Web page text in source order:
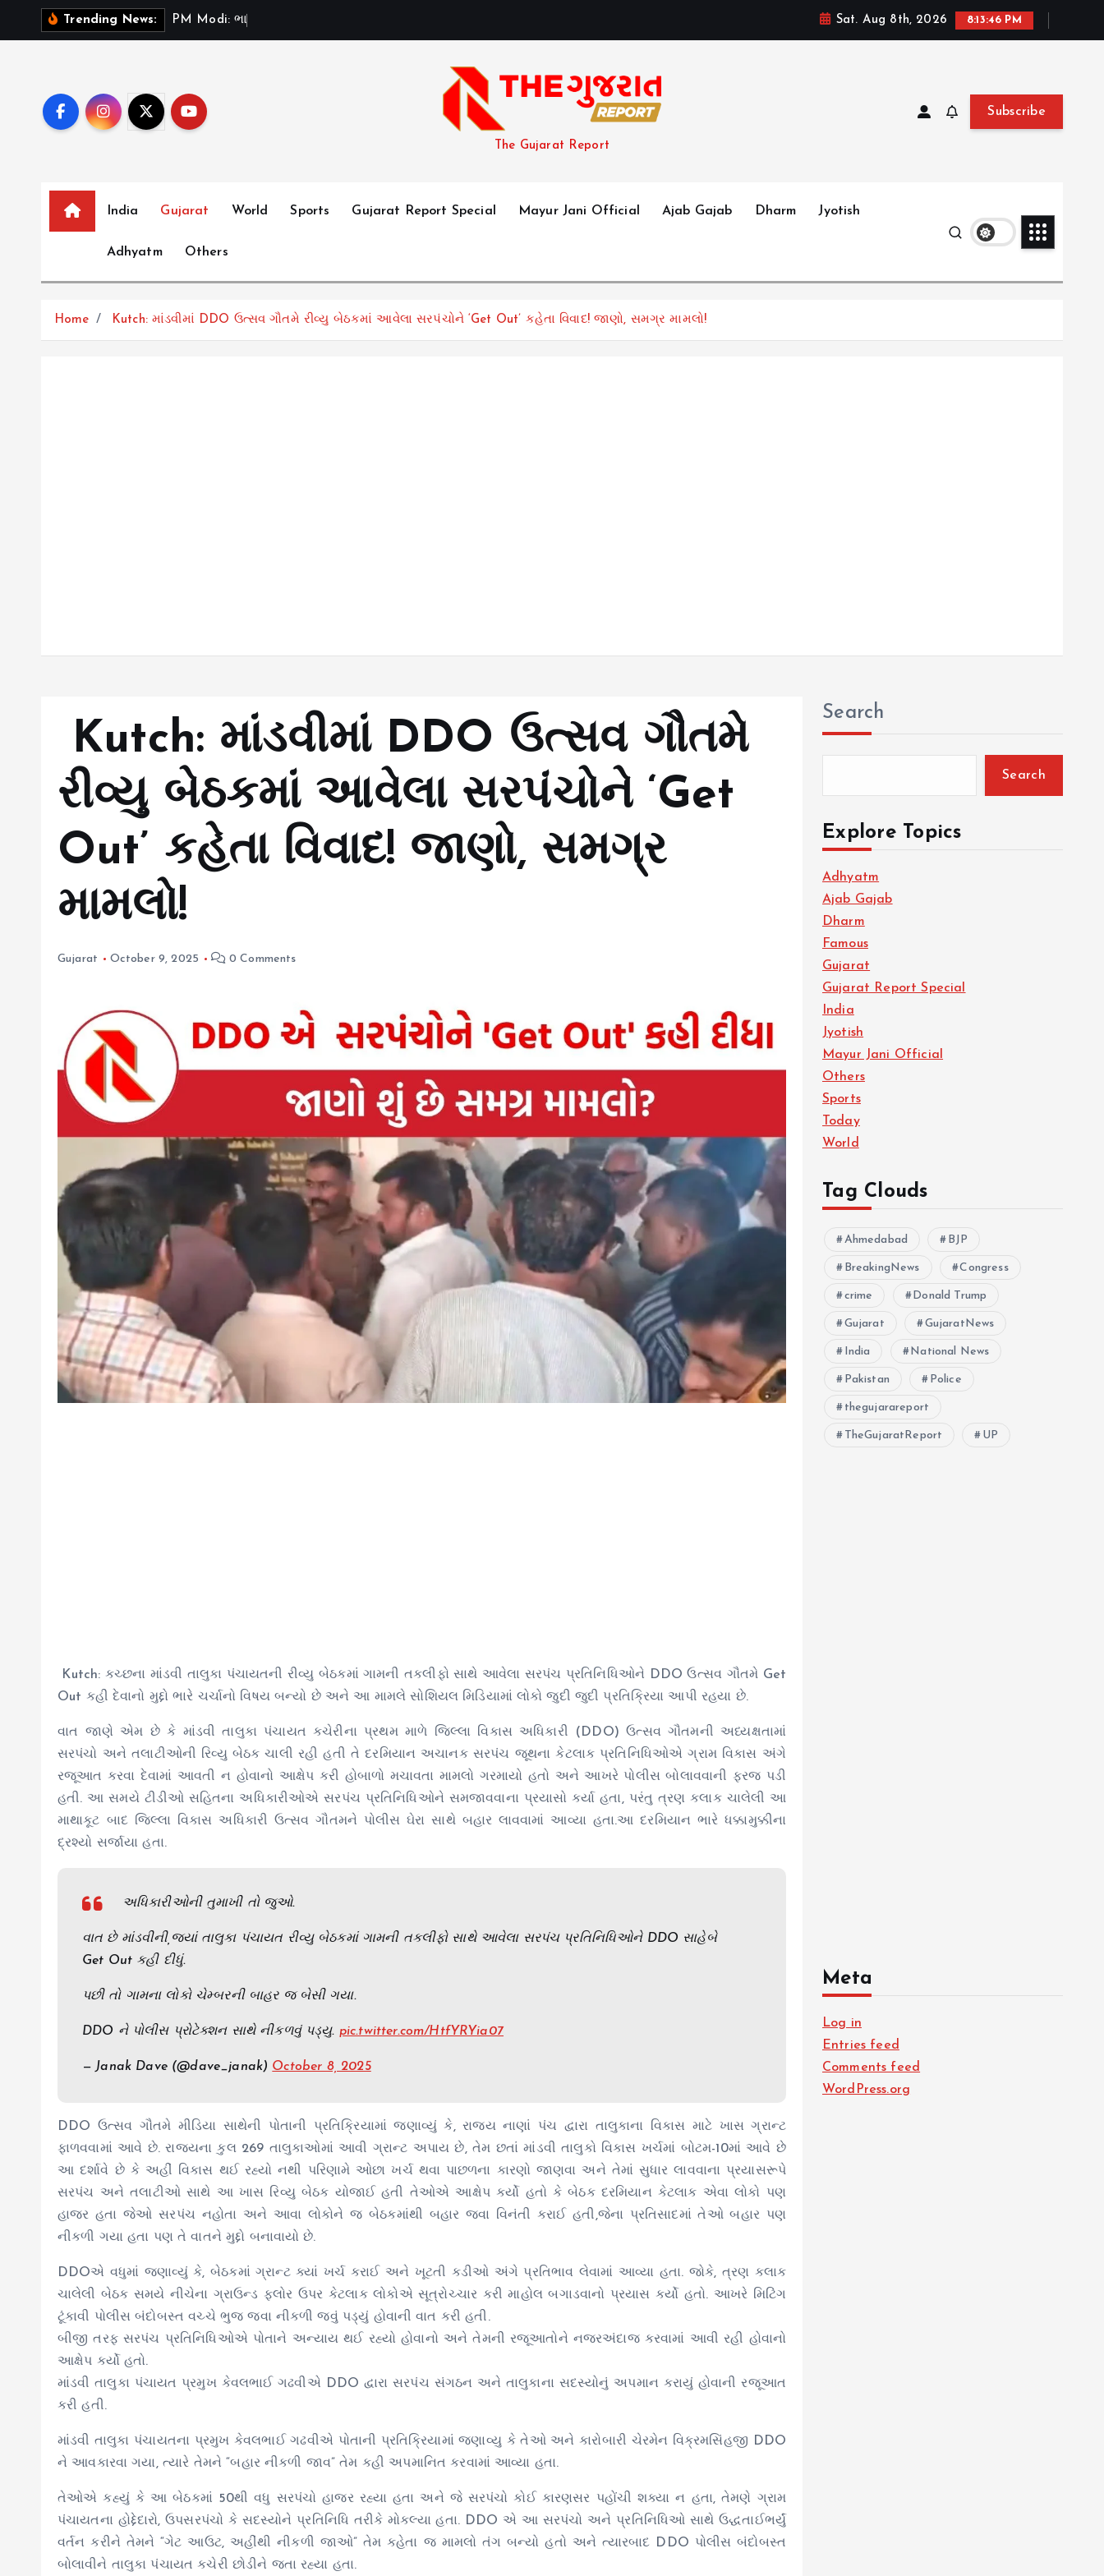
Trending News: P M M o d i: ભ Sat. Aug 8th, 2026 8:13:47 PM
The Gujarat Report
Subscribe
India Gujarat World Sports Gujarat Report Special Mayur Jani Official Ajab Gajab Dharm Jyotish
Adhyatm Others
Home Kutch: માંડવીમાં DDO ઉત્સવ ગૌતમે રીવ્યુ બેઠકમાં આવેલા સરપંચોને ‘Get Out’ કહેતા વિવાદ! જાણો, સમગ્ર મામલો!
Kutch: માંડવીમાં DDO ઉત્સવ ગૌતમે
રીવ્યુ બેઠકમાં આવેલા સરપંચોને ‘Get
Out’ કહેતા વિવાદ! જાણો, સમગ્ર
મામલો!
Gujarat October 9, 2025 0 Comments
Kutch: કચ્છના માંડવી તાલુકા પંચાયતની રીવ્યુ બેઠકમાં ગામની તકલીફો સાથે આવેલા સરપંચ પ્રતિનિધિઓને DDO ઉત્સવ ગૌતમે Get
Out કહી દેવાનો મુદ્દો ભારે ચર્ચાનો વિષય બન્યો છે અને આ મામલે સોશિયલ મિડિયામાં લોકો જુદી જુદી પ્રતિક્રિયા આપી રહયા છે.
વાત જાણે એમ છે કે માંડવી તાલુકા પંચાયત કચેરીના પ્રથમ માળે જિલ્લા વિકાસ અધિકારી (DDO) ઉત્સવ ગૌતમની અધ્યક્ષતામાં
સરપંચો અને તલાટીઓની રિવ્યુ બેઠક ચાલી રહી હતી તે દરમિયાન અચાનક સરપંચ જૂથના કેટલાક પ્રતિનિધિઓએ ગ્રામ વિકાસ અંગે
રજૂઆત કરવા દેવામાં આવતી ન હોવાનો આક્ષેપ કરી હોબાળો મચાવતા મામલો ગરમાયો હતો અને આખરે પોલીસ બોલાવવાની ફરજ પડી
હતી. આ સમયે ટીડીઓ સહિતના અધિકારીઓએ સરપંચ પ્રતિનિધિઓને સમજાવવાના પ્રયાસો કર્યા હતા, પરંતુ ત્રણ કલાક ચાલેલી આ
માથાકૂટ બાદ જિલ્લા વિકાસ અધિકારી ઉત્સવ ગૌતમને પોલીસ ઘેરા સાથે બહાર લાવવામાં આવ્યા હતા.આ દરમિયાન ભારે ધક્કામુક્કીના
દ્રશ્યો સર્જાયા હતા.
અધિકારીઓની તુમાખી તો જુઓ.
વાત છે માંડવીની,જ્યાં તાલુકા પંચાયત રીવ્યુ બેઠકમાં ગામની તકલીફો સાથે આવેલા સરપંચ પ્રતિનિધિઓને DDO સાહેબે
Get Out કહી દીધું.
પછી તો ગામના લોકો ચેમ્બરની બાહર જ બેસી ગયા.
DDO ને પોલીસ પ્રોટેક્શન સાથે નીકળવું પડ્યુ. pic.twitter.com/HtfYRYia07
— Janak Dave (@dave_janak) October 8, 2025
DDO ઉત્સવ ગૌતમે મીડિયા સાથેની પોતાની પ્રતિક્રિયામાં જણાવ્યું કે, રાજ્ય નાણાં પંચ દ્વારા તાલુકાના વિકાસ માટે ખાસ ગ્રાન્ટ
ફાળવવામાં આવે છે. રાજ્યના કુલ 269 તાલુકાઓમાં આવી ગ્રાન્ટ અપાય છે, તેમ છતાં માંડવી તાલુકો વિકાસ ખર્ચમાં બોટમ-10માં આવે છે
આ દર્શાવે છે કે અહીં વિકાસ થઈ રહ્યો નથી પરિણામે ઓછા ખર્ચ થવા પાછળના કારણો જાણવા અને તેમાં સુધાર લાવવાના પ્રયાસરૂપે
સરપંચ અને તલાટીઓ સાથે આ ખાસ રિવ્યુ બેઠક યોજાઈ હતી તેઓએ આક્ષેપ કર્યો હતો કે બેઠક દરમિયાન કેટલાક એવા લોકો પણ
હાજર હતા જેઓ સરપંચ નહોતા અને આવા લોકોને જ બેઠકમાંથી બહાર જવા વિનંતી કરાઈ હતી,જેના પ્રતિસાદમાં તેઓ બહાર પણ
નીકળી ગયા હતા પણ તે વાતને મુદ્દો બનાવાયો છે.
DDOએ વધુમાં જણાવ્યું કે, બેઠકમાં ગ્રાન્ટ ક્યાં ખર્ચ કરાઈ અને ખૂટતી કડીઓ અંગે પ્રતિભાવ લેવામાં આવ્યા હતા. જોકે, ત્રણ કલાક
ચાલેલી બેઠક સમયે નીચેના ગ્રાઉન્ડ ફ્લોર ઉપર કેટલાક લોકોએ સૂત્રોચ્ચાર કરી માહોલ બગાડવાનો પ્રયાસ કર્યો હતો. આખરે મિટિંગ
ટૂંકાવી પોલીસ બંદોબસ્ત વચ્ચે ભુજ જવા નીકળી જવું પડ્યું હોવાની વાત કરી હતી.
બીજી તરફ સરપંચ પ્રતિનિધિઓએ પોતાને અન્યાય થઈ રહ્યો હોવાનો અને તેમની રજૂઆતોને નજરઅંદાજ કરવામાં આવી રહી હોવાનો
આક્ષેપ કર્યો હતો.
માંડવી તાલુકા પંચાયત પ્રમુખ કેવલભાઈ ગઢવીએ DDO દ્વારા સરપંચ સંગઠન અને તાલુકાના સદસ્યોનું અપમાન કરાયું હોવાની રજૂઆત
કરી હતી.
માંડવી તાલુકા પંચાયતના પ્રમુખ કેવલભાઈ ગઢવીએ પોતાની પ્રતિક્રિયામાં જણાવ્યુ કે તેઓ અને કારોબારી ચેરમેન વિક્રમસિંહજી DDO
ને આવકારવા ગયા, ત્યારે તેમને “બહાર નીકળી જાવ” તેમ કહી અપમાનિત કરવામાં આવ્યા હતા.
તેઓએ કહ્યું કે આ બેઠકમાં 50થી વધુ સરપંચો હાજર રહ્યા હતા અને જે સરપંચો કોઈ કારણસર પહોંચી શક્યા ન હતા, તેમણે ગ્રામ
પંચાયતના હોદ્દેદારો, ઉપસરપંચો કે સદસ્યોને પ્રતિનિધિ તરીકે મોકલ્યા હતા. DDO એ આ સરપંચો અને પ્રતિનિધિઓ સાથે ઉદ્ધતાઈભર્યું
વર્તન કરીને તેમને “ગેટ આઉટ, અહીંથી નીકળી જાઓ” તેમ કહેતા જ મામલો તંગ બન્યો હતો અને ત્યારબાદ DDO પોલીસ બંદોબસ્ત
બોલાવીને તાલુકા પંચાયત કચેરી છોડીને જતા રહ્યા હતા.
Search
Search
Explore Topics
Adhyatm
Ajab Gajab
Dharm
Famous
Gujarat
Gujarat Report Special
India
Jyotish
Mayur Jani Official
Others
Sports
Today
World
Tag Clouds
Ahmedabad BJP
BreakingNews Congress
crime Donald Trump
Gujarat GujaratNews
India National News
Pakistan Police
thegujarareport
TheGujaratReport UP
Meta
Log in
Entries feed
Comments feed
WordPress.org